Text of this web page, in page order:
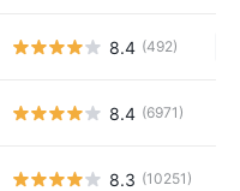
8.4 (492)
8.4 (6971)
8.3 (10251)